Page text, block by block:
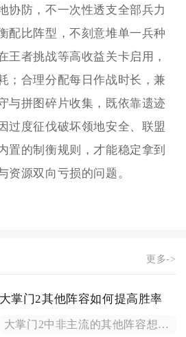
协防，不一次性透支全部兵力
配比阵型，不刻意堆单一兵种
王者挑战等高收益关卡启用，
；合理分配每日作战时长，兼
与拼图碎片收集，既依靠遗迹
过度征伐破坏领地安全、联盟
置的制衡规则，才能稳定拿到
资源双向亏损的问题。
更多->
大掌门2其他阵容如何提高胜率
大掌门2中非主流的其他阵容想要稳定拉高对局胜率，核心思路是放...